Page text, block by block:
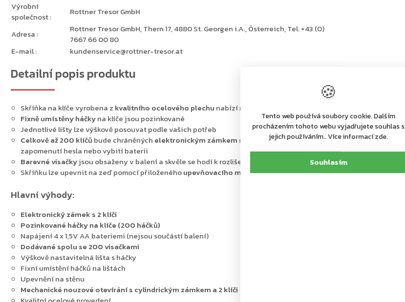
🍪
Tento web používá soubory cookie. Dalším
procházením tohoto webu vyjadřujete souhlas s
jejich používáním.. Více informací zde.
Souhlasím
Detailní popis produktu
Skříňka na klíče vyrobena z kvalitního ocelového plechu nabízí nejen číselné ale také barevné roztřídění klíčů
Fixně umístěny háčkyna klíče jsou pozinkované
Jednotlivé lišty lze výškově posouvat podle vašich potřeb
Celkově až 200 klíčů bude chráněných elektronickým zámkem s mechanickým nouzovým otevíránímv případě
zapomenutí hesla nebo vybití baterii
Barevné visačkyjsou obsaženy v balení a skvěle se hodí k rozlišení jednotlivých klíčů nebo menších svazků klíčů
Skříňku lze upevnit na zeď pomocí přiloženéhoupevňovacího materiálu
Hlavní výhody:
Elektronický zámek s 2 klíči
Pozinkované háčky na klíče (200 háčků)
Napájení 4 x 1,5V AA bateriemi (nejsou součástí balení)
Dodávané spolu se 200 visačkami
Výškově nastavitelná lišta s háčky
Fixní umístění háčků na lištách
Upevnění na stěnu
Mechanické nouzové otevírání s cylindrickým zámkem a 2 klíči
Výrobní
společnost:
Rottner Tresor GmbH
Adresa :
Rottner Tresor GmbH, Thern 17, 4880 St. Georgen i.A., Österreich, Tel. +43 (0)
7667 66 00 80
E-mail: kundenservice@rottner-tresor.at